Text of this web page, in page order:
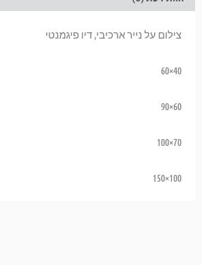
צילום על נייר ארכיבי, דיו פיגמנטי
40×60
60×90
70×100
100×150